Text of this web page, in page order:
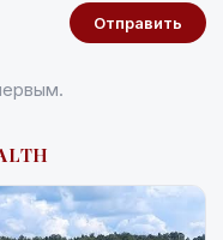
Отправить